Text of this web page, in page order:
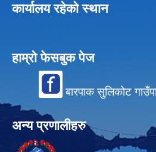
कार्यालय रहेको स्थान
हाम्रो फेसबुक पेज
बारपाक सुलिकोट
अन्य प्रणालीहरु